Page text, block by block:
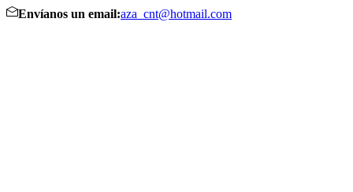
Envíanos un email:aza_cnt@hotmail.com